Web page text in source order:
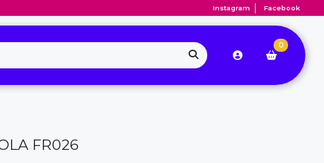
Instagram Facebook
0
FR026